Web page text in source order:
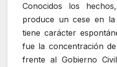
Conocidos los
produce un cese en la
tiene carácter
fue la concentración
frente al Gobierno